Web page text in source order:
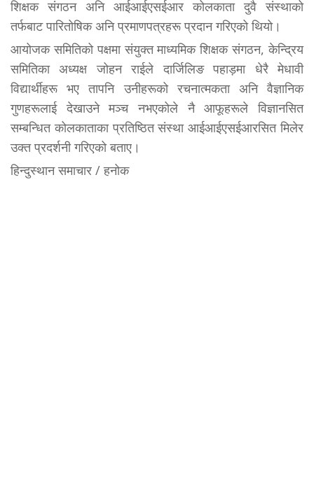
शिक्षक संगठन अनि आईआईएसईआर कोलकाता दुवै संस्थाको
तर्फबाट पारितोषिक अनि प्रमाणपत्रहरू प्रदान गरिएको थियो।
आयोजक समितिको पक्षमा संयुक्त माध्यमिक शिक्षक संगठन, केन्द्रिय
समितिका अध्यक्ष जोहन राईले दार्जिलिङ पहाड़मा धेरै मेधावी
विद्यार्थीहरू भए तापनि उनीहरूको रचनात्मकता अनि वैज्ञानिक
गुणहरूलाई देखाउने मञ्च नभएकोले नै आफूहरूले विज्ञानसित
सम्बन्धित कोलकाताका प्रतिष्ठित संस्था आईआईएसईआरसित मिलेर
उक्त प्रदर्शनी गरिएको बताए।
हिन्दुस्थान समाचार / हनोक